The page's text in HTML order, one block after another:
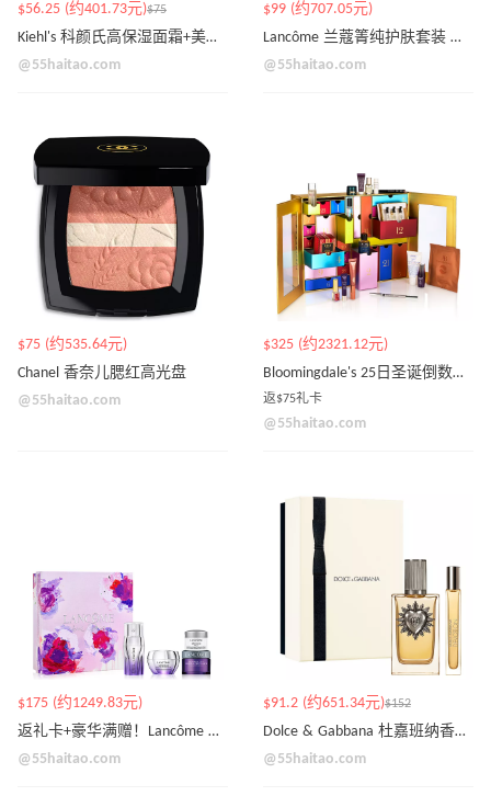
$56.25 (约401.73元)$75
Kiehl's 科颜氏高保湿面霜+美白精华套装 价值$104
@55haitao.com
$99 (约707.05元)
Lancôme 兰蔻箐纯护肤套装 价值$179
@55haitao.com
$75 (约535.64元)
Chanel 香奈儿腮红高光盘
@55haitao.com
$325 (约2321.12元)
Bloomingdale's 25日圣诞倒数日历 价值$800
返$75礼卡
@55haitao.com
$175 (约1249.83元)
返礼卡+豪华满赠！Lancôme 兰蔻护肤礼盒 价值$242
@55haitao.com
$91.2 (约651.34元)$152
Dolce & Gabbana 杜嘉班纳香水套装
@55haitao.com